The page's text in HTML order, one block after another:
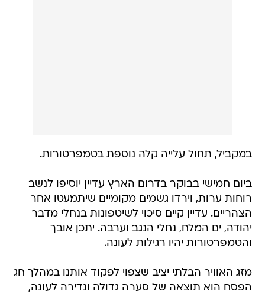
במקביל, תחול עלייה קלה נוספת בטמפרטורות.
ביום חמישי בבוקר בדרום הארץ עדיין יוסיפו לנשב
רוחות ערות, וירדו גשמים מקומיים שיתמעטו אחר
הצהריים. עדיין קיים סיכוי לשיטפונות בנחלי מדבר
יהודה, ים המלח, נחלי הנגב וערבה. יתכן אובך
והטמפרטורות יהיו רגילות לעונה.
מזג האוויר הבלתי יציב שצפוי לפקוד אותנו במהלך חג
הפסח הוא תוצאה של סערה גדולה ונדירה לעונה,